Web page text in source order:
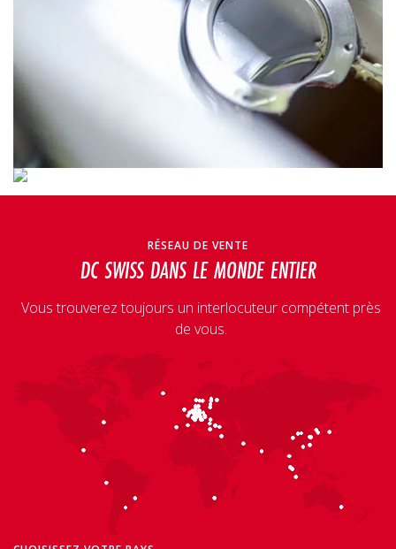
RÉSEAU DE VENTE
DC SWISS DANS LE MONDE ENTIER
Vous trouverez toujours un interlocuteur compétent près
de vous.